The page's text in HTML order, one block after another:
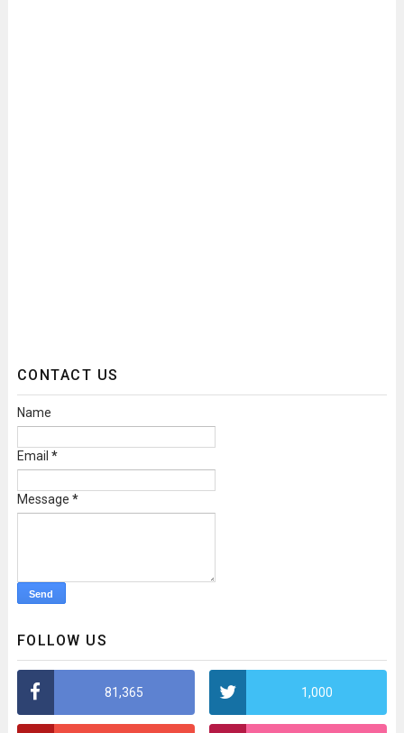
CONTACT US
Name
Email *
Message *
FOLLOW US
81,365 1,000